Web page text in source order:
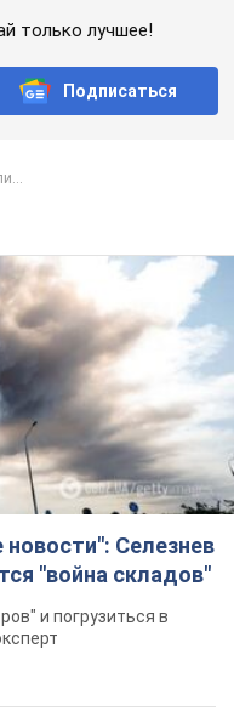
только лучшее!
Подписаться
Селезнев
"война складов"
и погрузиться в